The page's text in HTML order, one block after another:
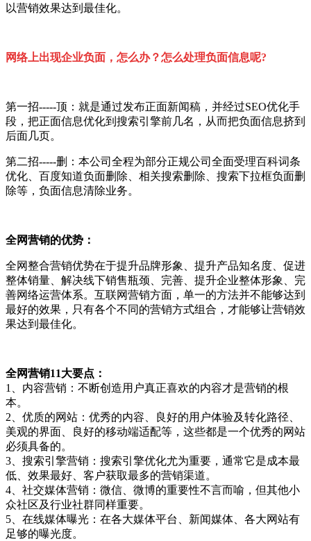
以营销效果达到最佳化。
网络上出现企业负面，怎么办？怎么处理负面信息呢?
第一招-----顶：就是通过发布正面新闻稿，并经过SEO优化手
段，把正面信息优化到搜索引擎前几名，从而把负面信息挤到
后面几页。
第二招-----删：本公司全程为部分正规公司全面受理百科词条
优化、百度知道负面删除、相关搜索删除、搜索下拉框负面删
除等，负面信息清除业务。
全网营销的优势：
全网整合营销优势在于提升品牌形象、提升产品知名度、促进
整体销量、解决线下销售瓶颈、完善、提升企业整体形象、完
善网络运营体系。互联网营销方面，单一的方法并不能够达到
最好的效果，只有各个不同的营销方式组合，才能够让营销效
果达到最佳化。
全网营销11大要点：
1、内容营销：不断创造用户真正喜欢的内容才是营销的根
本。
2、优质的网站：优秀的内容、良好的用户体验及转化路径、
美观的界面、良好的移动端适配等，这些都是一个优秀的网站
必须具备的。
3、搜索引擎营销：搜索引擎优化尤为重要，通常它是成本最
低、效果最好、客户获取最多的营销渠道。
4、社交媒体营销：微信、微博的重要性不言而喻，但其他小
众社区及行业社群同样重要。
5、在线媒体曝光：在各大媒体平台、新闻媒体、各大网站有
足够的曝光度。